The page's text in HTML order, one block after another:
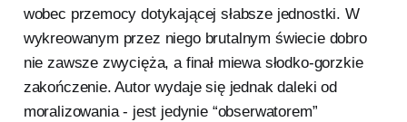
wobec przemocy dotykającej słabsze jednostki. W
wykreowanym przez niego brutalnym świecie dobro
nie zawsze zwycięża, a finał miewa słodko-gorzkie
zakończenie. Autor wydaje się jednak daleki od
moralizowania - jest jedynie “obserwatorem”